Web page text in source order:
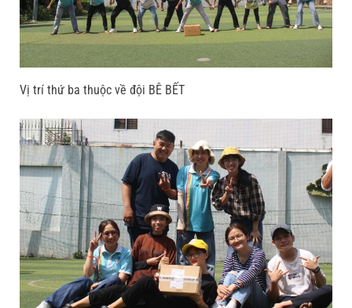
Vị trí thứ ba thuộc về đội BÊ BẾT